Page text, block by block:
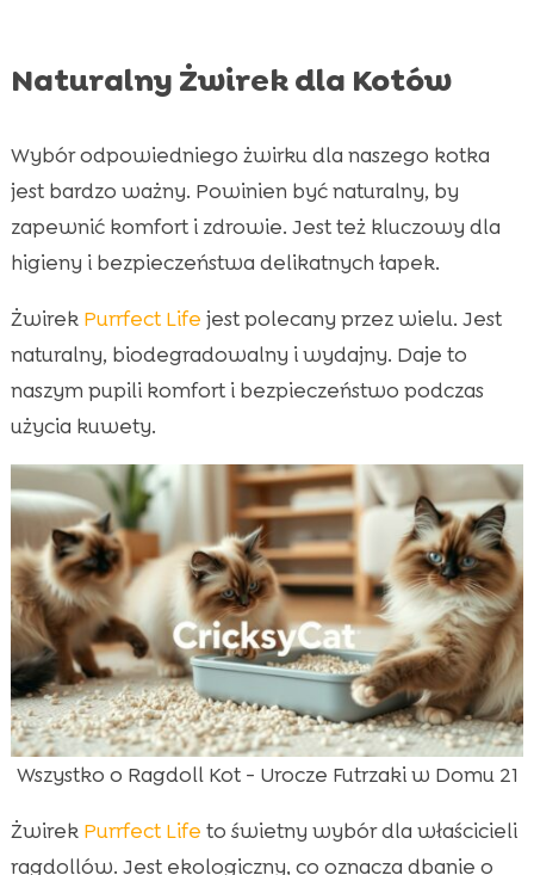
Naturalny Żwirek dla Kotów
Wybór odpowiedniego żwirku dla naszego kotka
jest bardzo ważny. Powinien być naturalny, by
zapewnić komfort i zdrowie. Jest też kluczowy dla
higieny i bezpieczeństwa delikatnych łapek.
Żwirek Purrfect Life jest polecany przez wielu. Jest
naturalny, biodegradowalny i wydajny. Daje to
naszym pupili komfort i bezpieczeństwo podczas
użycia kuwety.
Wszystko o Ragdoll Kot - Urocze Futrzaki w Domu 21
Żwirek Purrfect Life to świetny wybór dla właścicieli
ragdollów. Jest ekologiczny, co oznacza dbanie o